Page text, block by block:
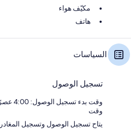
مكيّف هواء
هاتف
السياسات
تسجيل الوصول
وقت
وقت
يتاح تسجيل الوصول وتسجيل